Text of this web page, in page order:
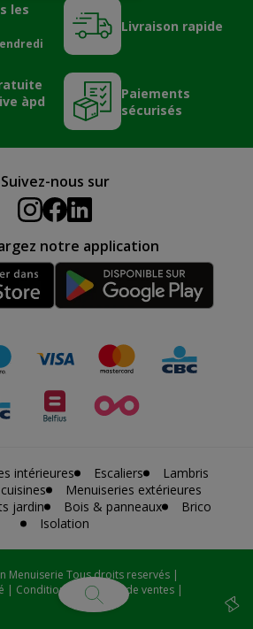
les
Livraison rapide
àpd
Paiements
sécurisés
Suivez-nous sur
notre application
intérieures Escaliers
Lambris
Menuiseries extérieures
jardin
Bois & panneaux
Brico
Isolation
Menuiserie Tous droits reservés |
| Conditions générales de ventes |